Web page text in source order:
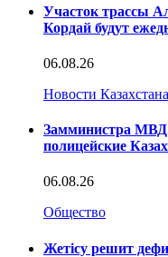
Участок трассы
Кордай будут
06.08.26
Новости Казахстана
Замминистра МВД
полицейские
06.08.26
Общество
Жетісу решит